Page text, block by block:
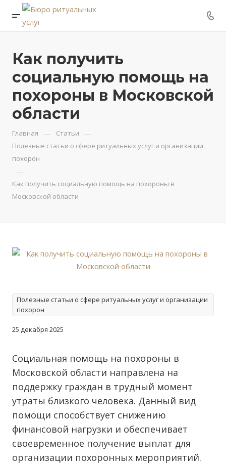
Как получить
социальную помощь на
похороны в Московской
области
Главная — Статьи —
Полезные статьи о сфере ритуальных услуг и организации
похорон
—
Как получить социальную помощь на похороны в
Московской области
Полезные статьи о сфере ритуальных услуг и организации
похорон
25 декабря 2025
Социальная помощь на похороны в
Московской области направлена на
поддержку граждан в трудный момент
утраты близкого человека. Данный вид
помощи способствует снижению
финансовой нагрузки и обеспечивает
своевременное получение выплат для
организации похоронных мероприятий.